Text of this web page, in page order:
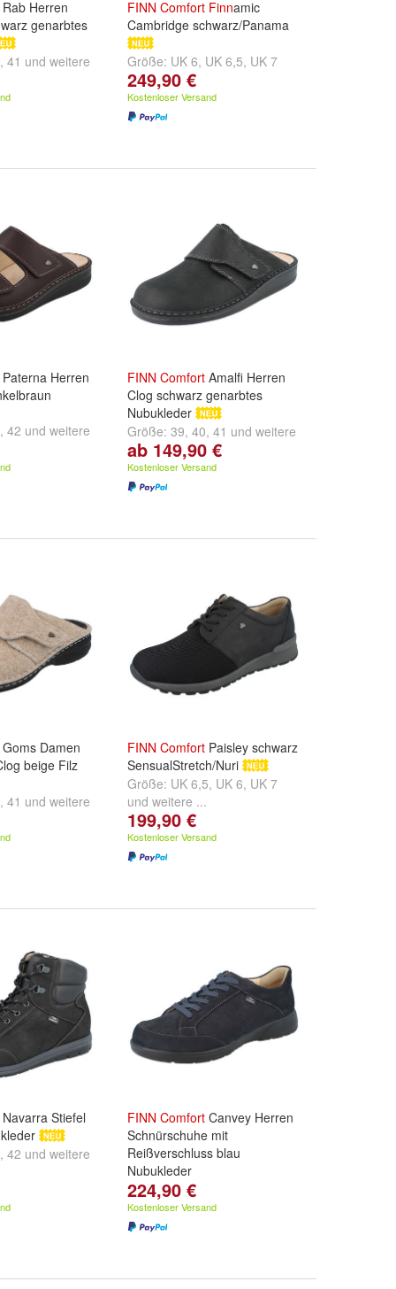
Rab Herren
genarbtes
, 41 und weitere
FINN Comfort Finnamic
Cambridge schwarz/Panama
Größe: UK 6, UK 6,5, UK 7
undweitere ...
249,90 €
Kostenloser Versand
Paterna Herren
, 42 und weitere
FINN Comfort Amalfi Herren
Clog schwarz genarbtes
Nubukleder
Größe: 39, 40, 41 und weitere
...
ab 149,90 €
Kostenloser Versand
Goms Damen
beige Filz
, 41 und weitere
FINN Comfort Paisley schwarz
SensualStretch/Nuri
Größe: UK 6,5, UK 6, UK 7
und weitere ...
199,90 €
Kostenloser Versand
Navarra Stiefel
, 42 und weitere
FINN Comfort Canvey Herren
Schnürschuhe mit
Reißverschluss blau
Nubukleder
Größe:UK 7
undweitere ...
224,90 €
Kostenloser Versand